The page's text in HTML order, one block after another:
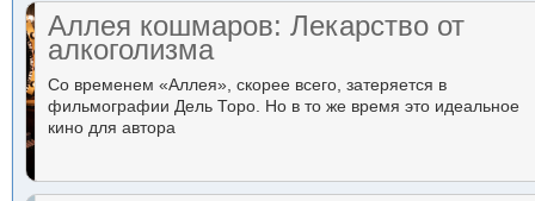
Аллея кошмаров: Лекарство от
алкоголизма
Со временем «Аллея», скорее всего, затеряется в
фильмографии Дель Торо. Но в то же время это идеальное
кино для автора